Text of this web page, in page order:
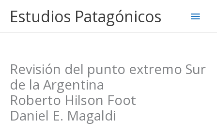
contenido
Estudios Patagónicos
Revisión del punto extremo Sur
de la Argentina
Roberto Hilson Foot
Daniel E. Magaldi